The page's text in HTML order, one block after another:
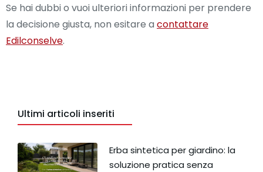
Se hai dubbi o vuoi ulteriori informazioni per prendere
la decisione giusta, non esitare a contattare
Edilconselve.
Ultimi articoli inseriti
Erba sintetica per giardino: la
soluzione pratica senza